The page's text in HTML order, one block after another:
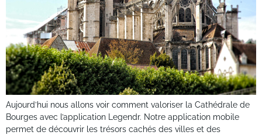
Aujourd’hui nous allons voir comment valoriser la Cathédrale de
Bourges avec l’application Legendr. Notre application mobile
permet de découvrir les trésors cachés des villes et des